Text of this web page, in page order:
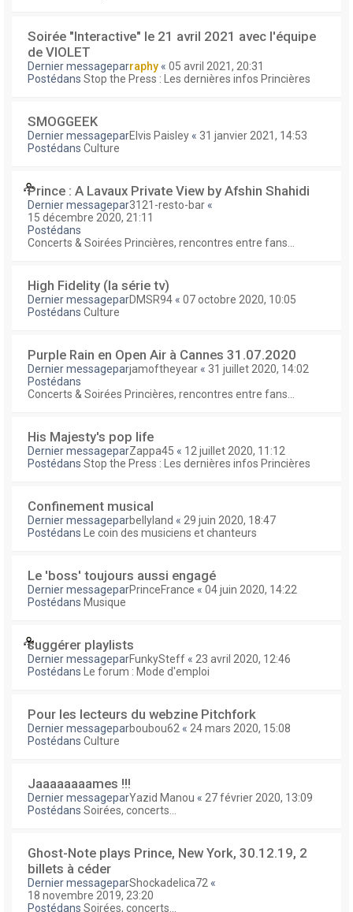
Soirée "Interactive" le 21 avril 2021 avec l'équipe
de VIOLET
Dernier messageparraphy « 05 avril 2021, 20:31
Postédans Stop the Press : Les dernières infos Princières
SMOGGEEK
Dernier messageparElvis Paisley « 31 janvier 2021, 14:53
Postédans Culture
Prince : A Lavaux Private View by Afshin Shahidi
Dernier messagepar3121-resto-bar «
15 décembre 2020, 21:11
Postédans
Concerts & Soirées Princières, rencontres entre fans...
High Fidelity (la série tv)
Dernier messageparDMSR94 « 07 octobre 2020, 10:05
Postédans Culture
Purple Rain en Open Air à Cannes 31.07.2020
Dernier messageparjamoftheyear « 31 juillet 2020, 14:02
Postédans
Concerts & Soirées Princières, rencontres entre fans...
His Majesty's pop life
Dernier messageparZappa45 « 12 juillet 2020, 11:12
Postédans Stop the Press : Les dernières infos Princières
Confinement musical
Dernier messageparbellyland « 29 juin 2020, 18:47
Postédans
Le coin des musiciens et chanteurs
Le 'boss' toujours aussi engagé
Dernier messageparPrinceFrance « 04 juin 2020, 14:22
Postédans Musique
suggérer playlists
Dernier messageparFunkySteff « 23 avril 2020, 12:46
Postédans
Le forum : Mode d'emploi
Pour les lecteurs du webzine Pitchfork
Dernier messageparboubou62 « 24 mars 2020, 15:08
Postédans Culture
Jaaaaaaaames !!!
Dernier messageparYazid Manou « 27 février 2020, 13:09
Postédans Soirées, concerts...
Ghost-Note plays Prince, New York, 30.12.19, 2
billets à céder
Dernier messageparShockadelica72 «
18 novembre 2019, 23:20
Postédans Soirées, concerts...